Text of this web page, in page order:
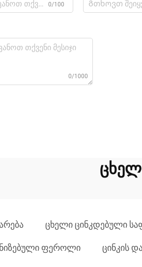
0/100
0/1000
ცხელი ცინკდებული
ფეროლი ცინკის